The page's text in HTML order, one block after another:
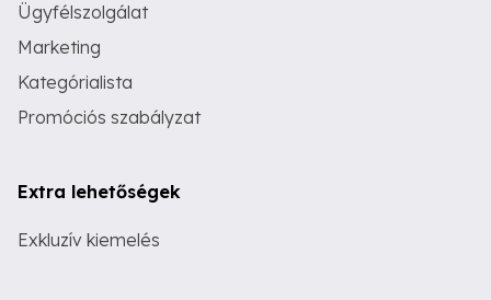
Ügyfélszolgálat
Marketing
Kategórialista
Promóciós szabályzat
Extra lehetőségek
Exkluzív kiemelés